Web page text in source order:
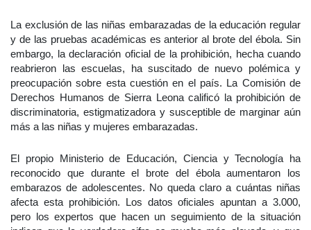
La exclusión de las niñas embarazadas de la educación regular
y de las pruebas académicas es anterior al brote del ébola. Sin
embargo, la declaración oficial de la prohibición, hecha cuando
reabrieron las escuelas, ha suscitado de nuevo polémica y
preocupación sobre esta cuestión en el país. La Comisión de
Derechos Humanos de Sierra Leona calificó la prohibición de
discriminatoria, estigmatizadora y susceptible de marginar aún
más a las niñas y mujeres embarazadas.
El propio Ministerio de Educación, Ciencia y Tecnología ha
reconocido que durante el brote del ébola aumentaron los
embarazos de adolescentes. No queda claro a cuántas niñas
afecta esta prohibición. Los datos oficiales apuntan a 3.000,
pero los expertos que hacen un seguimiento de la situación